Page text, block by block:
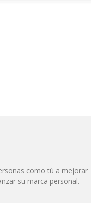
como tú a mejorar
su marca personal.